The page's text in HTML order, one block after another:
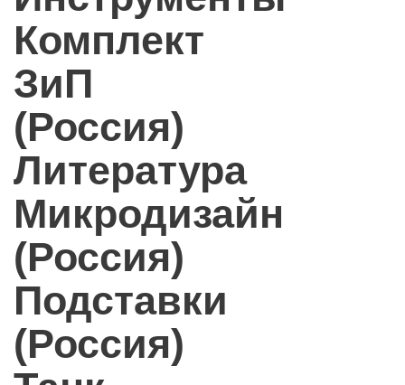
Комплект
ЗиП
(Россия)
Литература
Микродизайн
(Россия)
Подставки
(Россия)